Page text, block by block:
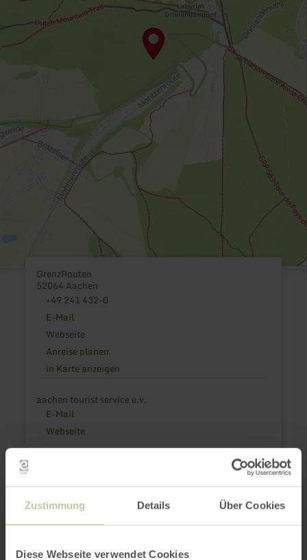
Zustimmung Details Über Cookies
Diese Webseite verwendet Cookies
GrenzRouten
52064 Aachen
+49 241 432-0
E-Mail
Webseite
Anreise planen
in Karte anzeigen
aachen tourist service e.v.
E-Mail
Webseite
Das könnte auch
noch interessant